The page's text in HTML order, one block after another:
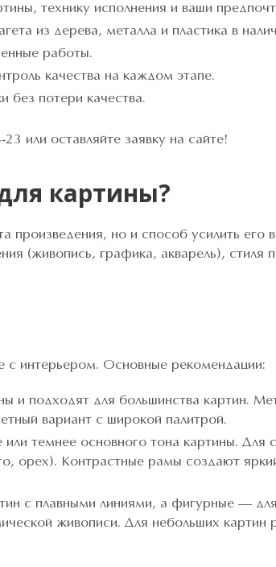
технику исполнения и ваши
из дерева, металла и пластика в
работы.
качества на каждом этапе.
без потери качества.
или оставляйте заявку на сайте!
картины?
но и способ усилить его
(живопись, графика, акварель), стиля
с интерьером. Основные рекомендации:
и подходят для большинства картин.
вариант с широкой палитрой.
темнее основного тона картины. Для
орех). Контрастные рамы создают
с плавными линиями, а фигурные —
живописи. Для небольших